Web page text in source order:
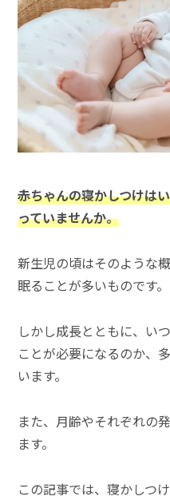
赤ちゃんの寝かしつけは
っていませんか。
新生児の頃はそのような
眠ることが多いものです。
しかし成長とともに、い
ことが必要になるのか、
います。
また、月齢やそれぞれの
ます。
この記事では、寝かしつ